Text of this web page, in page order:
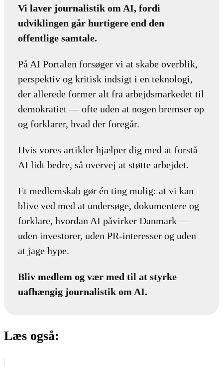
Vi laver journalistik om AI, fordi
udviklingen går hurtigere end den
offentlige samtale.
På AI Portalen forsøger vi at skabe overblik,
perspektiv og kritisk indsigt i en teknologi,
der allerede former alt fra arbejdsmarkedet til
demokratiet — ofte uden at nogen bremser op
og forklarer, hvad der foregår.
Hvis vores artikler hjælper dig med at forstå
AI lidt bedre, så overvej at støtte arbejdet.
Et medlemskab gør én ting mulig: at vi kan
blive ved med at undersøge, dokumentere og
forklare, hvordan AI påvirker Danmark —
uden investorer, uden PR-interesser og uden
at jage hype.
Bliv medlem og vær med til at styrke
uafhængig journalistik om AI.
Læs også: